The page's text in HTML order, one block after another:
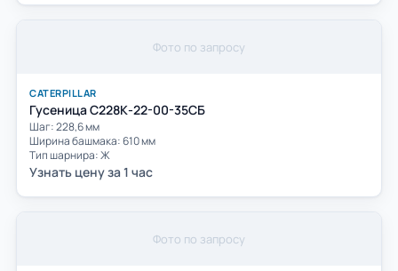
Фото по запросу
CATERPILLAR
Гусеница С228К-22-00-35СБ
Шаг: 228,6 мм
Ширина башмака: 610 мм
Тип шарнира: Ж
Узнать цену за 1 час
Фото по запросу